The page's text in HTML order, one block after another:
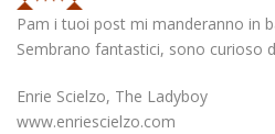
Pam i tuoi post mi manderanno in
Sembrano fantastici, sono curioso
Enrie Scielzo, The Ladyboy
www.enriescielzo.com